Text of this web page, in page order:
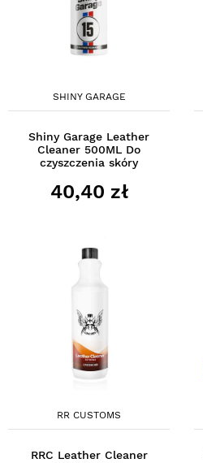
SHINY GARAGE
Shiny Garage Leather
Cleaner 500ML Do
czyszczenia skóry
40,40 zł
RR CUSTOMS
RRC Leather Cleaner